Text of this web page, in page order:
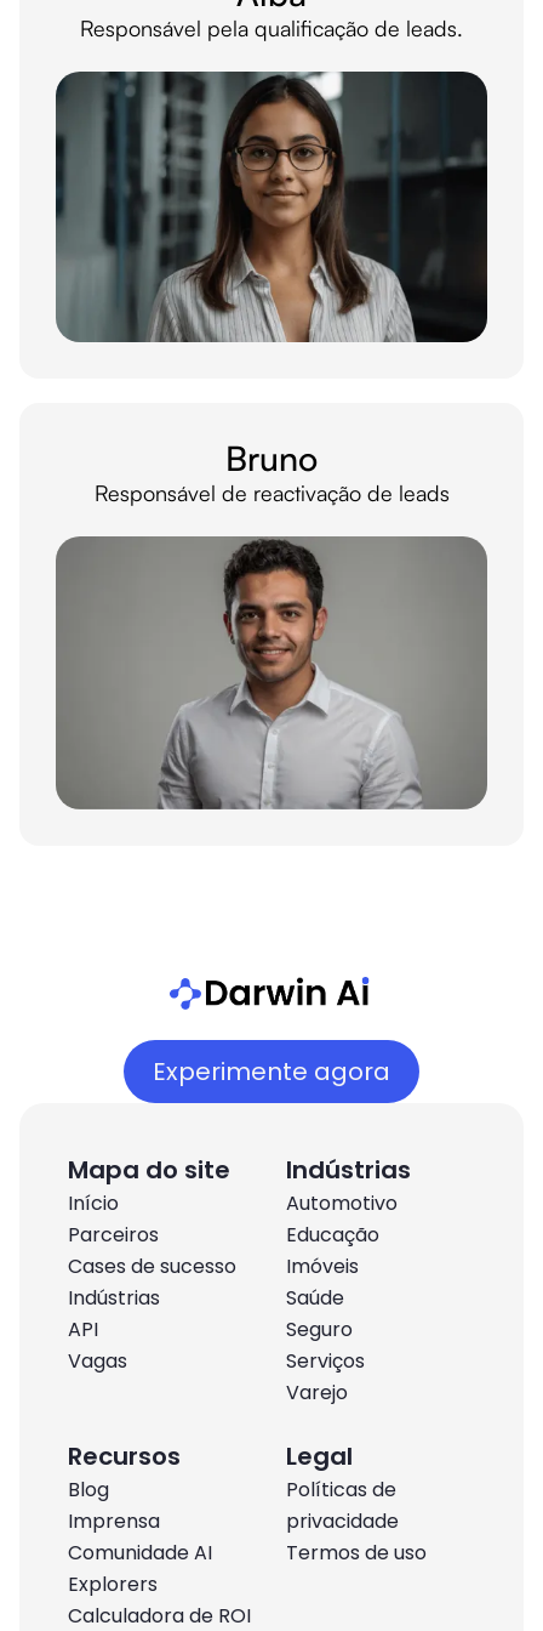
Responsável pela qualificação de leads.
Bruno
Responsável de reactivação de leads
Experimente agora
Mapa do site
Início
Parceiros
Cases de sucesso
Indústrias
API
Vagas
Indústrias
Automotivo
Educação
Imóveis
Saúde
Seguro
Serviços
Varejo
Recursos
Blog
Imprensa
Comunidade AI
Explorers
Calculadora de ROI
Legal
Políticas de
privacidade
Termos de uso